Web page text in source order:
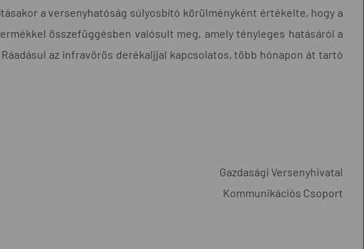
a versenyhatóság súlyosbító körülményként értékelte, hogy a
összefüggésben valósult meg, amely tényleges hatásáról a
az infravörös derékaljjal kapcsolatos, több hónapon át tartó
Gazdasági Versenyhivatal
Kommunikációs Csoport